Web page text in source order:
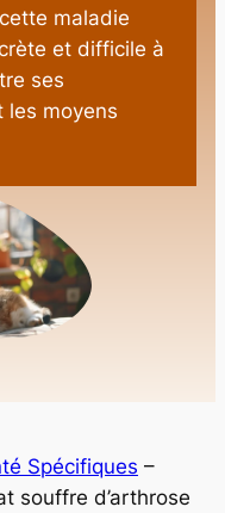
maladie
et difficile à
ses
les moyens
Spécifiques –
souffre d’arthrose